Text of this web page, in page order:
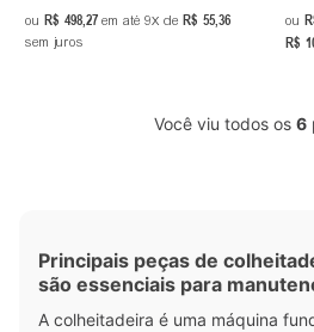
ou R$ 498,27 em até 9 de R$ 55,36
sem juros
ou
R$
Você viu todos os 6
Principais peças de
são essenciais para
A colheitadeira é uma máquina